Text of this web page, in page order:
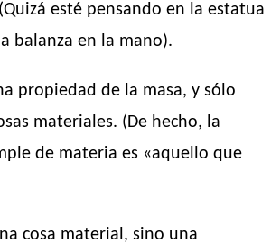
esté pensando en la estatua
balanza en la mano).
propiedad de la masa, y sólo
materiales. (De hecho, la
de materia es «aquello que
cosa material, sino una